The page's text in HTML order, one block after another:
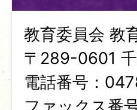
教育委員会 教
〒289-0601
電話番号：